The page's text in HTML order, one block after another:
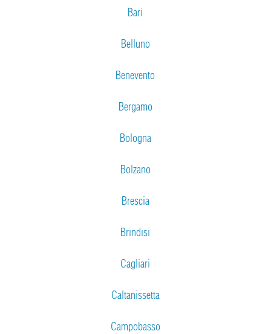
Bari
Belluno
Benevento
Bergamo
Bologna
Bolzano
Brescia
Brindisi
Cagliari
Caltanissetta
Campobasso